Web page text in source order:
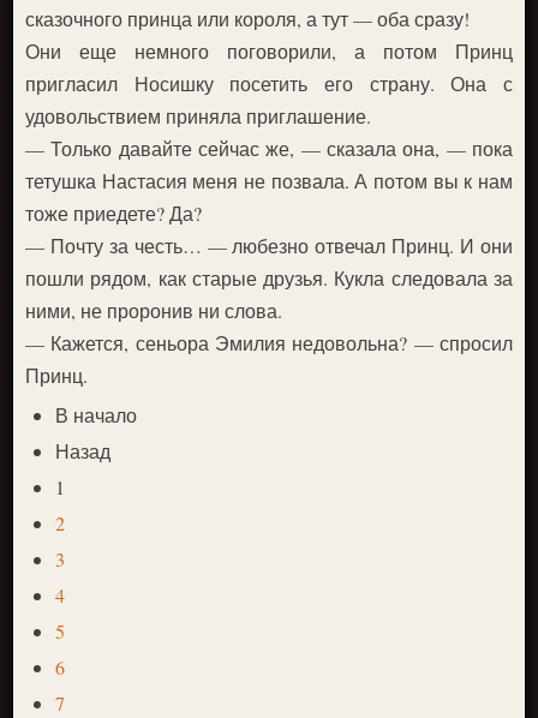
сказочного принца или короля, а тут — оба сразу!
Они еще немного поговорили, а потом Принц
пригласил Носишку посетить его страну. Она с
удовольствием приняла приглашение.
— Только давайте сейчас же, — сказала она, — пока
тетушка Настасия меня не позвала. А потом вы к нам
тоже приедете? Да?
— Почту за честь… — любезно отвечал Принц. И они
пошли рядом, как старые друзья. Кукла следовала за
ними, не проронив ни слова.
— Кажется, сеньора Эмилия недовольна? — спросил
Принц.
В начало
Назад
1
2
3
4
5
6
7